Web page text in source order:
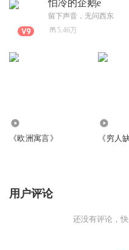
怕冷的企鹅e
留下声音，无问西东
5.46万
《欧洲寓言》 《穷人
用户评论
还没有评论，